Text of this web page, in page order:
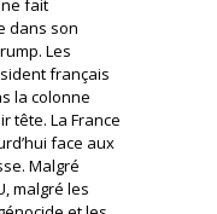
fait
dans son
Les
français
la colonne
tête. La France
face aux
Malgré
malgré les